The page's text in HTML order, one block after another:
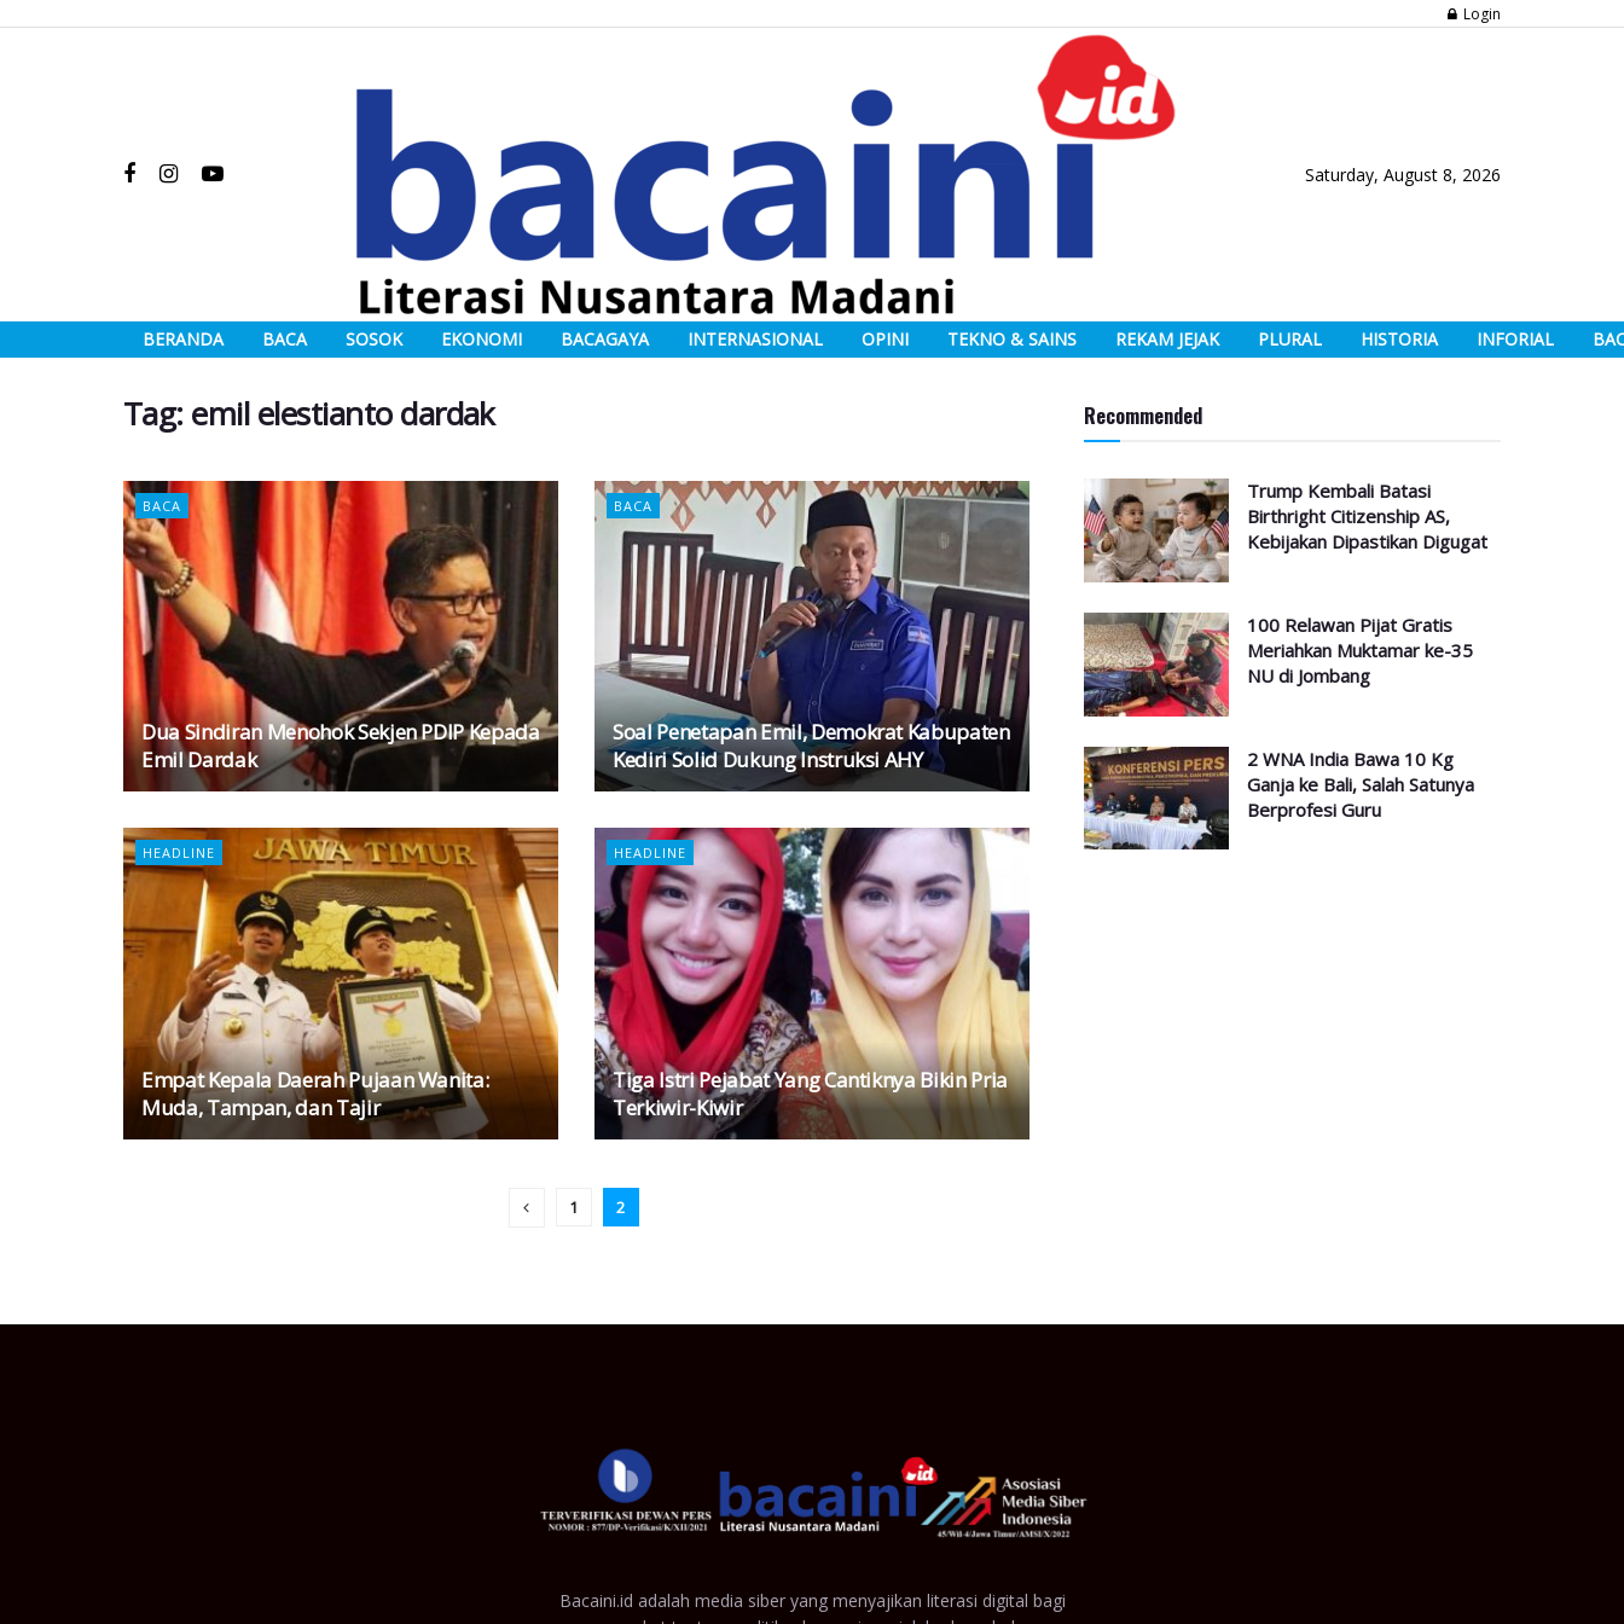
Login
Saturday, August 8, 2026
BERANDA BACA SOSOK EKONOMI BACAGAYA INTERNASIONAL OPINI TEKNO & SAINS REKAM JEJAK PLURAL HISTORIA INFORIAL
Tag: emil elestianto dardak
BACA
Dua Sindiran Menohok Sekjen PDIP Kepada
Emil Dardak
BACA
Soal Penetapan Emil, Demokrat Kabupaten
Kediri Solid Dukung Instruksi AHY
HEADLINE
Empat Kepala Daerah Pujaan Wanita:
Muda, Tampan, dan Tajir
HEADLINE
Tiga Istri Pejabat Yang Cantiknya Bikin Pria
Terkiwir-Kiwir
1 2
Recommended
Trump Kembali Batasi
Birthright Citizenship AS,
Kebijakan Dipastikan Digugat
100 Relawan Pijat Gratis
Meriahkan Muktamar ke-35
NU di Jombang
2 WNA India Bawa 10 Kg
Ganja ke Bali, Salah Satunya
Berprofesi Guru
Bacaini.id adalah media siber yang menyajikan literasi digital bagi